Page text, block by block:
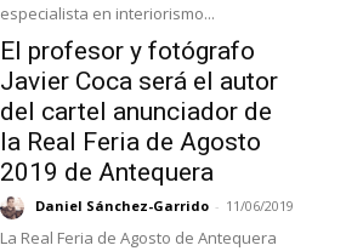
especialista en interiorismo...
El profesor y fotógrafo
Javier Coca será el autor
del cartel anunciador de
la Real Feria de Agosto
2019 de Antequera
Daniel Sánchez-Garrido - 11/06/2019
La Real Feria de Agosto de Antequera